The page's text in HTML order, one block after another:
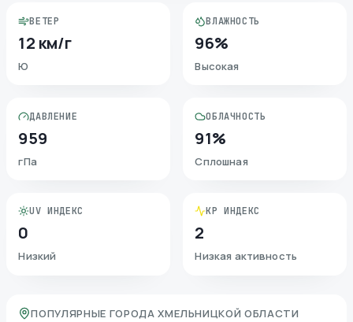
ВЕТЕР
12 км/г
Ю
ВЛАЖНОСТЬ
96%
Высокая
ДАВЛЕНИЕ
959
гПа
ОБЛАЧНОСТЬ
91%
Сплошная
UV ИНДЕКС
0
Низкий
KP ИНДЕКС
2
Низкая активность
ПОПУЛЯРНЫЕ ГОРОДА ХМЕЛЬНИЦКОЙ ОБЛАСТИ